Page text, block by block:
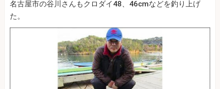
名古屋市の谷川さんもクロダイ48、46cmなどを釣り上げ
た。